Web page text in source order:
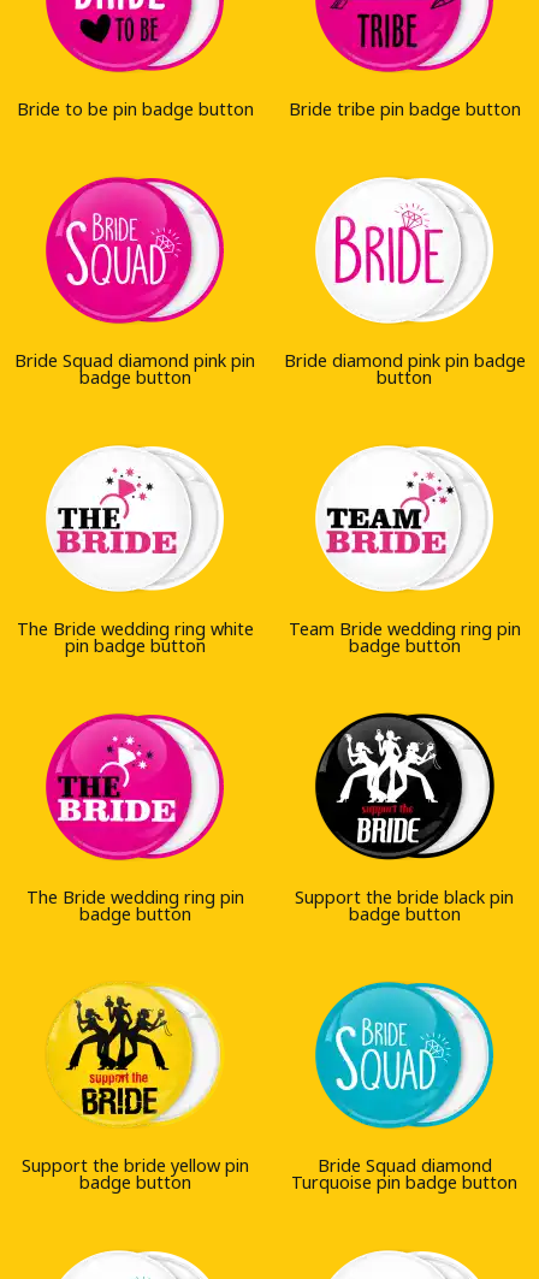
Bride to be pin badge button Bride tribe pin badge button
Bride Squad diamond pink pin
badge button
Bride diamond pink pin badge
button
The Bride wedding ring white
pin badge button
Team Bride wedding ring pin
badge button
The Bride wedding ring pin
badge button
Support the bride black pin
badge button
Support the bride yellow pin
badge button
Bride Squad diamond
Turquoise pin badge button